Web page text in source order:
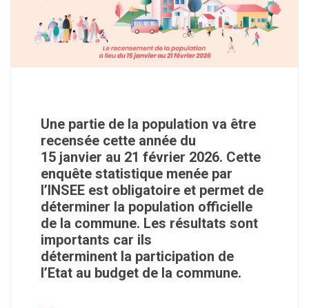
Une partie de la population va être
recensée cette année du
15 janvier au 21 février 2026. Cette
enquête statistique menée par
l’INSEE est obligatoire et permet de
déterminer la population officielle
de la commune. Les résultats sont
importants car ils
déterminent la participation de
l’Etat au budget de la commune.